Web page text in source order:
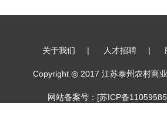
关于我们 | 人才招聘 |
Copyright ◎ 2017 江苏泰州农村商
网站备案号：[苏ICP备